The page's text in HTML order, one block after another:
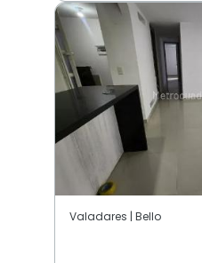
Valadares | Bello